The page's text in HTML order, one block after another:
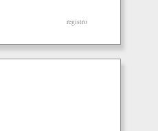
registro